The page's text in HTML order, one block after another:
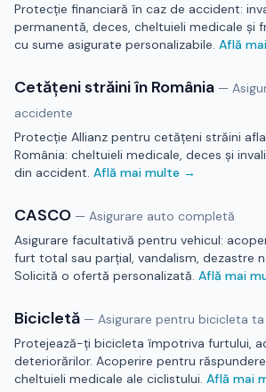
Protecție financiară în caz de accident:
permanentă, deces, cheltuieli medicale și
cu sume asigurate personalizabile. Află
Cetățeni străini în România —
accidente
Protecție Allianz pentru cetățeni străini
România: cheltuieli medicale, deces și
din accident. Află mai multe →
CASCO — Asigurare auto completă
Asigurare facultativă pentru vehicul:
furt total sau parțial, vandalism, dezastre
Solicită o ofertă personalizată. Află mai
Bicicletă — Asigurare pentru bicicleta ta
Protejează-ți bicicleta împotriva furtului,
deteriorărilor. Acoperire pentru
cheltuieli medicale ale ciclistului. Află mai